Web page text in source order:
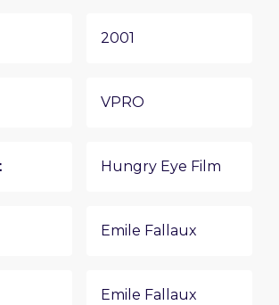
2001
VPRO
Hungry Eye Film
Emile Fallaux
Emile Fallaux